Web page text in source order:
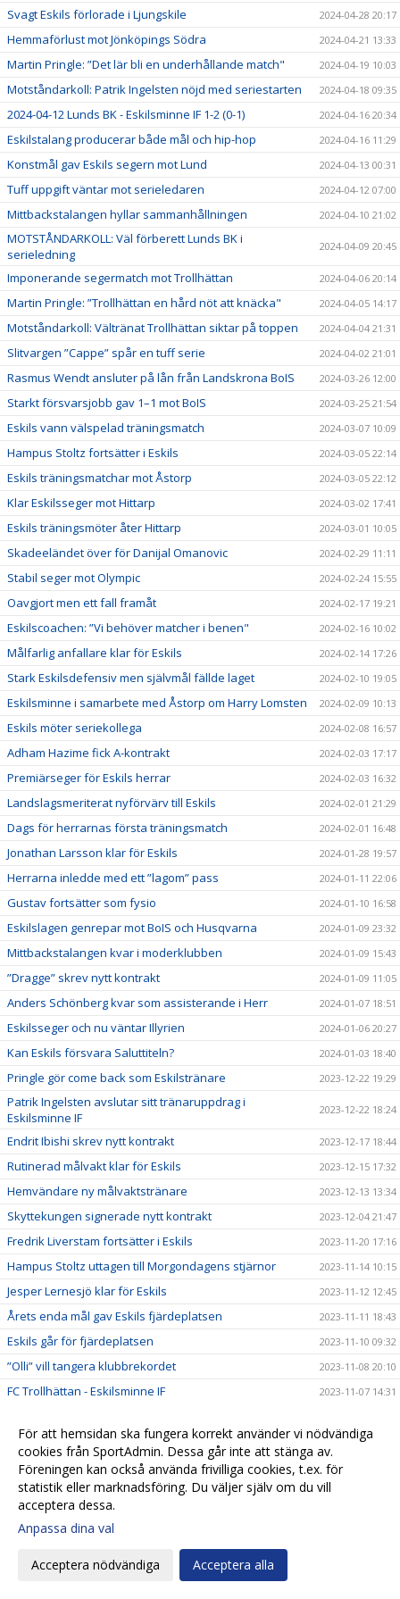
Svagt Eskils förlorade i Ljungskile 2024-04-28 20:17
Hemmaförlust mot Jönköpings Södra 2024-04-21 13:33
Martin Pringle: ”Det lär bli en underhållande match" 2024-04-19 10:03
Motståndarkoll: Patrik Ingelsten nöjd med seriestarten 2024-04-18 09:35
2024-04-12 Lunds BK - Eskilsminne IF 1-2 (0-1) 2024-04-16 20:34
Eskilstalang producerar både mål och hip-hop 2024-04-16 11:29
Konstmål gav Eskils segern mot Lund 2024-04-13 00:31
Tuff uppgift väntar mot serieledaren 2024-04-12 07:00
Mittbackstalangen hyllar sammanhållningen 2024-04-10 21:02
MOTSTÅNDARKOLL: Väl förberett Lunds BK i
serieledning
2024-04-09 20:45
Imponerande segermatch mot Trollhättan 2024-04-06 20:14
Martin Pringle: ”Trollhättan en hård nöt att knäcka" 2024-04-05 14:17
Motståndarkoll: Vältränat Trollhättan siktar på toppen 2024-04-04 21:31
Slitvargen ”Cappe” spår en tuff serie 2024-04-02 21:01
Rasmus Wendt ansluter på lån från Landskrona BoIS 2024-03-26 12:00
Starkt försvarsjobb gav 1–1 mot BoIS 2024-03-25 21:54
Eskils vann välspelad träningsmatch 2024-03-07 10:09
Hampus Stoltz fortsätter i Eskils 2024-03-05 22:14
Eskils träningsmatchar mot Åstorp 2024-03-05 22:12
Klar Eskilsseger mot Hittarp 2024-03-02 17:41
Eskils träningsmöter åter Hittarp 2024-03-01 10:05
Skadeeländet över för Danijal Omanovic 2024-02-29 11:11
Stabil seger mot Olympic 2024-02-24 15:55
Oavgjort men ett fall framåt 2024-02-17 19:21
Eskilscoachen: ”Vi behöver matcher i benen" 2024-02-16 10:02
Målfarlig anfallare klar för Eskils 2024-02-14 17:26
Stark Eskilsdefensiv men självmål fällde laget 2024-02-10 19:05
Eskilsminne i samarbete med Åstorp om Harry Lomsten 2024-02-09 10:13
Eskils möter seriekollega 2024-02-08 16:57
Adham Hazime fick A-kontrakt 2024-02-03 17:17
Premiärseger för Eskils herrar 2024-02-03 16:32
Landslagsmeriterat nyförvärv till Eskils 2024-02-01 21:29
Dags för herrarnas första träningsmatch 2024-02-01 16:48
Jonathan Larsson klar för Eskils 2024-01-28 19:57
Herrarna inledde med ett ”lagom” pass 2024-01-11 22:06
Gustav fortsätter som fysio 2024-01-10 16:58
Eskilslagen genrepar mot BoIS och Husqvarna 2024-01-09 23:32
Mittbackstalangen kvar i moderklubben 2024-01-09 15:43
”Dragge” skrev nytt kontrakt 2024-01-09 11:05
Anders Schönberg kvar som assisterande i Herr 2024-01-07 18:51
Eskilsseger och nu väntar Illyrien 2024-01-06 20:27
Kan Eskils försvara Saluttiteln? 2024-01-03 18:40
Pringle gör come back som Eskilstränare 2023-12-22 19:29
Patrik Ingelsten avslutar sitt tränaruppdrag i
Eskilsminne IF
2023-12-22 18:24
Endrit Ibishi skrev nytt kontrakt 2023-12-17 18:44
Rutinerad målvakt klar för Eskils 2023-12-15 17:32
Hemvändare ny målvaktstränare 2023-12-13 13:34
Skyttekungen signerade nytt kontrakt 2023-12-04 21:47
Fredrik Liverstam fortsätter i Eskils 2023-11-20 17:16
Hampus Stoltz uttagen till Morgondagens stjärnor 2023-11-14 10:15
Jesper Lernesjö klar för Eskils 2023-11-12 12:45
Årets enda mål gav Eskils fjärdeplatsen 2023-11-11 18:43
Eskils går för fjärdeplatsen 2023-11-10 09:32
”Olli” vill tangera klubbrekordet 2023-11-08 20:10
FC Trollhättan - Eskilsminne IF 2023-11-07 14:31
Johan Albin uttagen till Morgondagens stjärnor 2023-11-06 17:54
Seger mot Lunds BK i sista hemmamatchen 2023-11-05 17:24
Reinholdsson tillbaka i skadedrabbat Eskils 2023-11-03 09:57
Imponerande säsong av ”Bobbe"
Ingen tvekan för Casper Seger
Eskilsminne IF - Lunds BK
För att hemsidan ska fungera korrekt använder vi nödvändiga
cookies från SportAdmin. Dessa går inte att stänga av.
Föreningen kan också använda frivilliga cookies, t.ex. för
statistik eller marknadsföring. Du väljer själv om du vill
acceptera dessa.
Anpassa dina val
Acceptera nödvändiga Acceptera alla